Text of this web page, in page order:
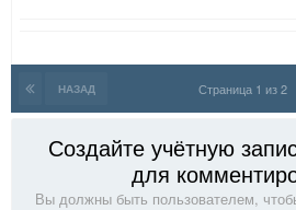
НАЗАД Страница 1 из 2
Создайте учётную
для
Вы должны быть пользователем,